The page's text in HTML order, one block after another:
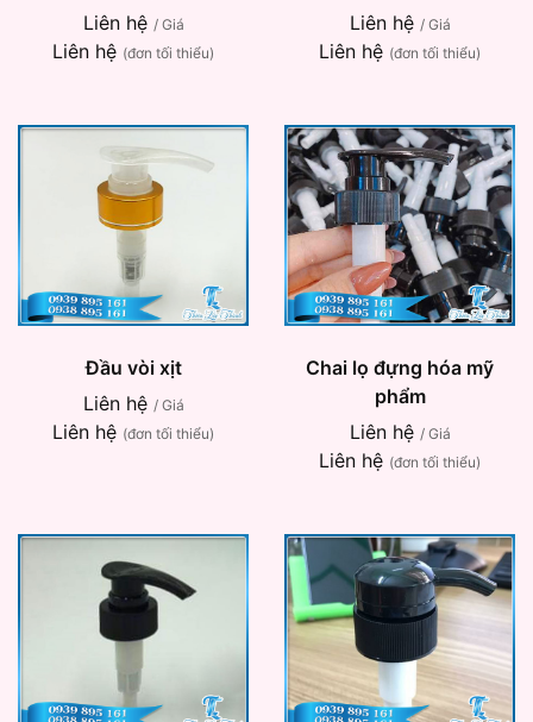
Liên hệ / Giá
Liên hệ (đơn tối thiểu)
Liên hệ / Giá
Liên hệ (đơn tối thiểu)
Đầu vòi xịt
Liên hệ / Giá
Liên hệ (đơn tối thiểu)
Chai lọ đựng hóa mỹ
phẩm
Liên hệ / Giá
Liên hệ (đơn tối thiểu)